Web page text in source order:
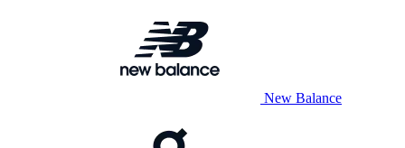
New Balance